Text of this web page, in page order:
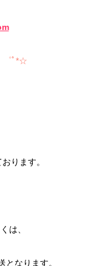
゜ﾟ*☆
ります。
は、
なります。